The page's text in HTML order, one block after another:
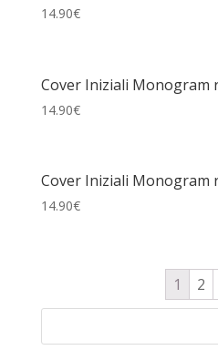
14.90€
Cover Iniziali Monogram
14.90€
Cover Iniziali Monogram
14.90€
1 2